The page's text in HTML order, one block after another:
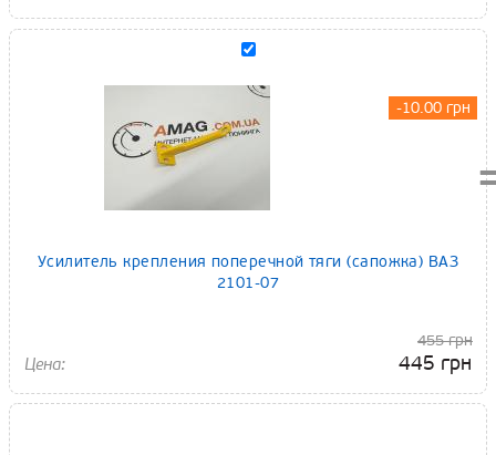
-10.00 грн
Усилитель крепления поперечной тяги (сапожка) ВАЗ
2101-07
455 грн
445 грн